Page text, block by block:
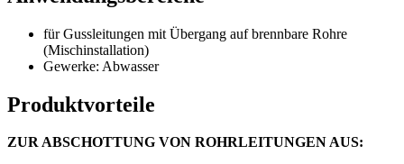
für Gussleitungen mit Übergang auf brennbare Rohre
(Mischinstallation)
Gewerke: Abwasser
Produktvorteile
ZUR ABSCHOTTUNG VON ROHRLEITUNGEN AUS: